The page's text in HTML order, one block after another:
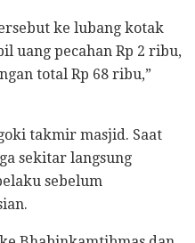
ke lubang kotak
uang pecahan Rp 2 ribu,
total Rp 68 ribu,”
takmir masjid. Saat
sekitar langsung
sebelum